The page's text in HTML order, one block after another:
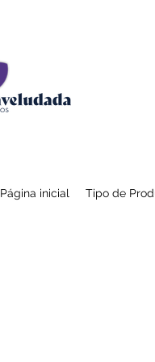
Página inicial Tipo de